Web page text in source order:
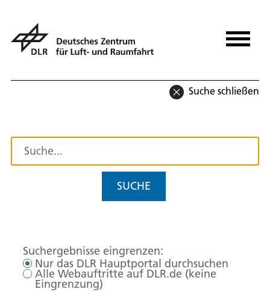
Suche schließen
SUCHE
Suchergebnisse eingrenzen:
Nur das DLR Hauptportal durchsuchen
Alle Webauftritte auf DLR.de (keine
Eingrenzung)